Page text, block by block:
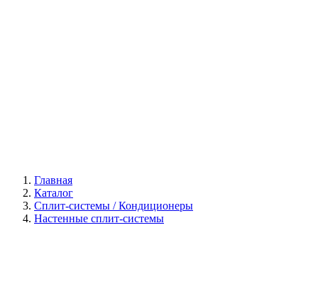
Главная
Каталог
Сплит-системы / Кондиционеры
Настенные сплит-системы